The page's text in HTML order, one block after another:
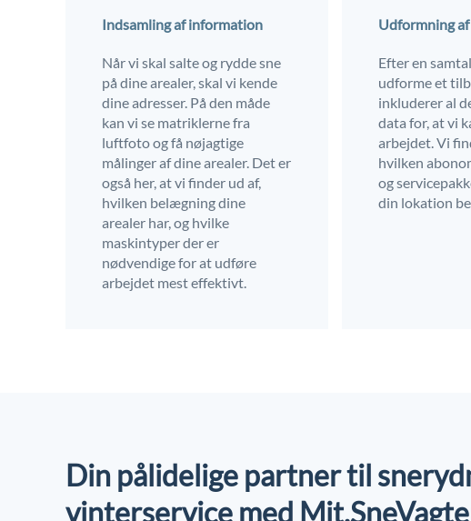
Indsamling af information
Når vi skal salte og rydde sne
på dine arealer, skal vi kende
dine adresser. På den måde
kan vi se matriklerne fra
luftfoto og få nøjagtige
målinger af dine arealer. Det er
også her, at vi finder ud af,
hvilken belægning dine
arealer har, og hvilke
maskintyper der er
nødvendige for at udføre
arbejdet mest effektivt.
Udformning
Efter en
udforme et
inkluderer al
data for, at vi
arbejdet. Vi
hvilken
og
din lokation
Din pålidelige partner til
vinterservice med